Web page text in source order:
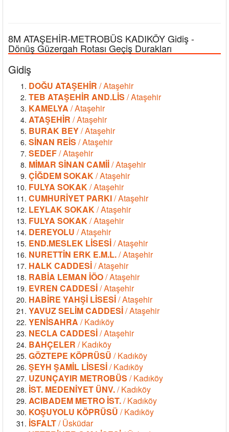
8M ATAŞEHİR-METROBÜS KADIKÖY Gidiş -
Dönüş Güzergah Rotası Geçiş Durakları
Gidiş
DOĞU ATAŞEHİR / Ataşehir
TEB ATAŞEHİR AND.LİS / Ataşehir
KAMELYA / Ataşehir
ATAŞEHİR / Ataşehir
BURAK BEY/ Ataşehir
SİNAN REİS / Ataşehir
SEDEF/ Ataşehir
MİMAR SİNAN CAMİİ/ Ataşehir
ÇİĞDEM SOKAK/ Ataşehir
FULYA SOKAK/ Ataşehir
CUMHURİYET PARKI/ Ataşehir
LEYLAK SOKAK/ Ataşehir
FULYA SOKAK/ Ataşehir
DEREYOLU / Ataşehir
END.MESLEK LİSESİ/ Ataşehir
NURETTİN ERK E.M.L./ Ataşehir
HALK CADDESİ/ Ataşehir
RABİA LEMAN İÖO/ Ataşehir
EVREN CADDESİ/ Ataşehir
HABİRE YAHŞİ LİSESİ/ Ataşehir
YAVUZ SELİM CADDESİ/ Ataşehir
YENİSAHRA / Kadıköy
NECLA CADDESİ/ Ataşehir
BAHÇELER / Kadıköy
GÖZTEPE KÖPRÜSÜ / Kadıköy
ŞEYH ŞAMİL LİSESİ/ Kadıköy
UZUNÇAYIR METROBÜS / Kadıköy
İST. MEDENİYET ÜNV./ Kadıköy
ACIBADEM METRO İST./ Kadıköy
KOŞUYOLU KÖPRÜSÜ / Kadıköy
İSFALT/ Üsküdar